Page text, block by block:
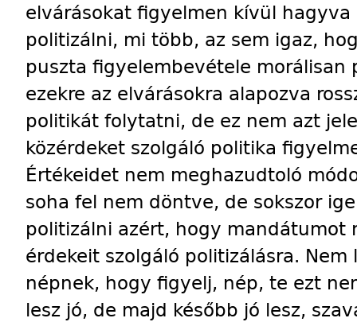
elvárásokat figyelmen kívül
politizálni, mi több, az sem igaz,
puszta figyelembevétele morálisan
ezekre az elvárásokra alapozva
politikát folytatni, de ez nem azt
közérdeket szolgáló politika
Értékeidet nem meghazudtoló
soha fel nem döntve, de sokszor
politizálni azért, hogy mandátumot
érdekeit szolgáló politizálásra.
népnek, hogy figyelj, nép, te ezt
lesz jó, de majd később jó lesz,